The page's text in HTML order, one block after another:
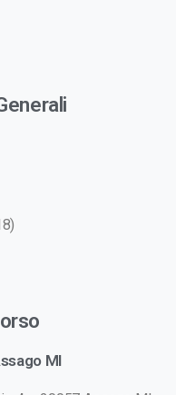
MI